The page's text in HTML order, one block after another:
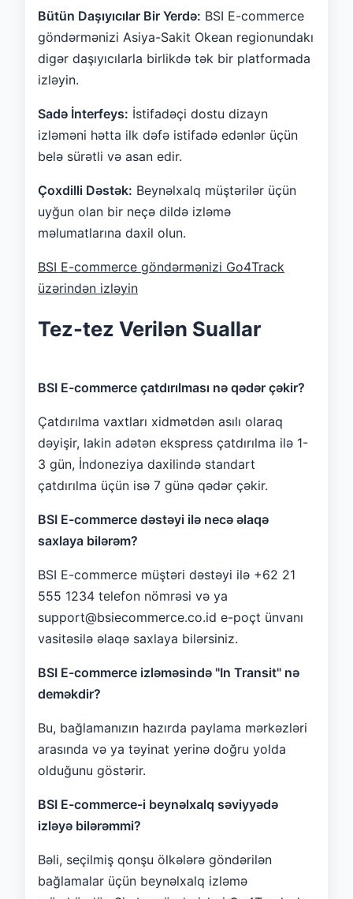
Bütün Daşıyıcılar Bir Yerdə: BSI E-commerce
göndərmənizi Asiya-Sakit Okean regionundakı
digər daşıyıcılarla birlikdə tək bir platformada
izləyin.
Sadə İnterfeys: İstifadəçi dostu dizayn
izləməni hətta ilk dəfə istifadə edənlər üçün
belə sürətli və asan edir.
Çoxdilli Dəstək: Beynəlxalq müştərilər üçün
uyğun olan bir neçə dildə izləmə
məlumatlarına daxil olun.
BSI E-commerce göndərmənizi Go4Track
üzərindən izləyin
Tez-tez Verilən Suallar
BSI E-commerce çatdırılması nə qədər çəkir?
Çatdırılma vaxtları xidmətdən asılı olaraq
dəyişir, lakin adətən ekspress çatdırılma ilə 1-
3 gün, İndoneziya daxilində standart
çatdırılma üçün isə 7 günə qədər çəkir.
BSI E-commerce dəstəyi ilə necə əlaqə
saxlaya bilərəm?
BSI E-commerce müştəri dəstəyi ilə +62 21
555 1234 telefon nömrəsi və ya
support@bsiecommerce.co.id e-poçt ünvanı
vasitəsilə əlaqə saxlaya bilərsiniz.
BSI E-commerce izləməsində "In Transit" nə
deməkdir?
Bu, bağlamanızın hazırda paylama mərkəzləri
arasında və ya təyinat yerinə doğru yolda
olduğunu göstərir.
BSI E-commerce-i beynəlxalq səviyyədə
izləyə bilərəmmi?
Bəli, seçilmiş qonşu ölkələrə göndərilən
bağlamalar üçün beynəlxalq izləmə